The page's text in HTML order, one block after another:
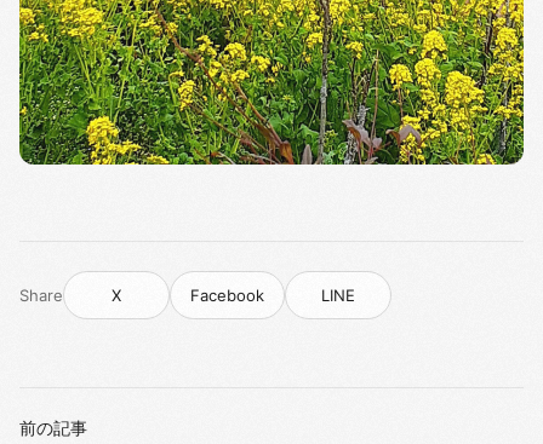
Share X Facebook LINE
前の記事